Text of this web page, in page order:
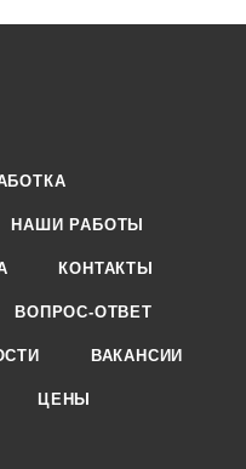
НАШИ РАБОТЫ
КОНТАКТЫ
ВОПРОС-ОТВЕТ
ВАКАНСИИ
ЦЕНЫ